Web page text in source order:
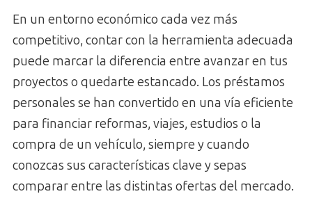
En un entorno económico cada vez más
competitivo, contar con la herramienta adecuada
puede marcar la diferencia entre avanzar en tus
proyectos o quedarte estancado. Los préstamos
personales se han convertido en una vía eficiente
para financiar reformas, viajes, estudios o la
compra de un vehículo, siempre y cuando
conozcas sus características clave y sepas
comparar entre las distintas ofertas del mercado.